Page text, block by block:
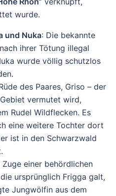
wurde.
und Nuka: Die bekannte
ihrer Tötung illegal
wurde völlig schutzlos
des Paares, Griso – der
vermutet wird,
Rudel Wildflecken. Es
eine weitere Tochter dort
ist in den Schwarzwald
Zuge einer behördlichen
ursprünglich Frigga galt,
Jungwölfin aus dem